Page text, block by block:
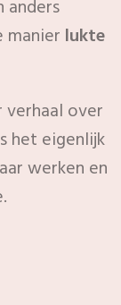
anders
manier lukte
over
het eigenlijk
werken en